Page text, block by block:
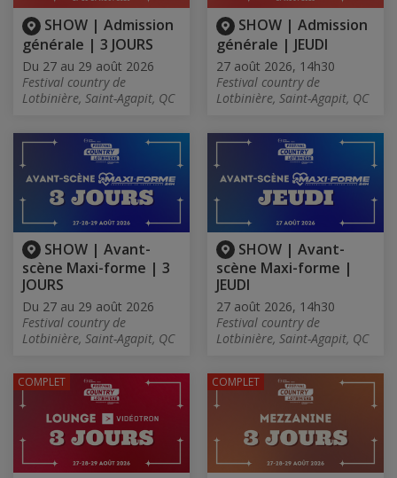
SHOW | Admission
générale | 3 JOURS
Du 27 au 29 août 2026
Festival country de
Lotbinière, Saint-Agapit, QC
SHOW | Admission
générale | JEUDI
27 août 2026, 14h30
Festival country de
Lotbinière, Saint-Agapit, QC
SHOW | Avant-
scène Maxi-forme | 3
JOURS
Du 27 au 29 août 2026
Festival country de
Lotbinière, Saint-Agapit, QC
SHOW | Avant-
scène Maxi-forme |
JEUDI
27 août 2026, 14h30
Festival country de
Lotbinière, Saint-Agapit, QC
COMPLET COMPLET